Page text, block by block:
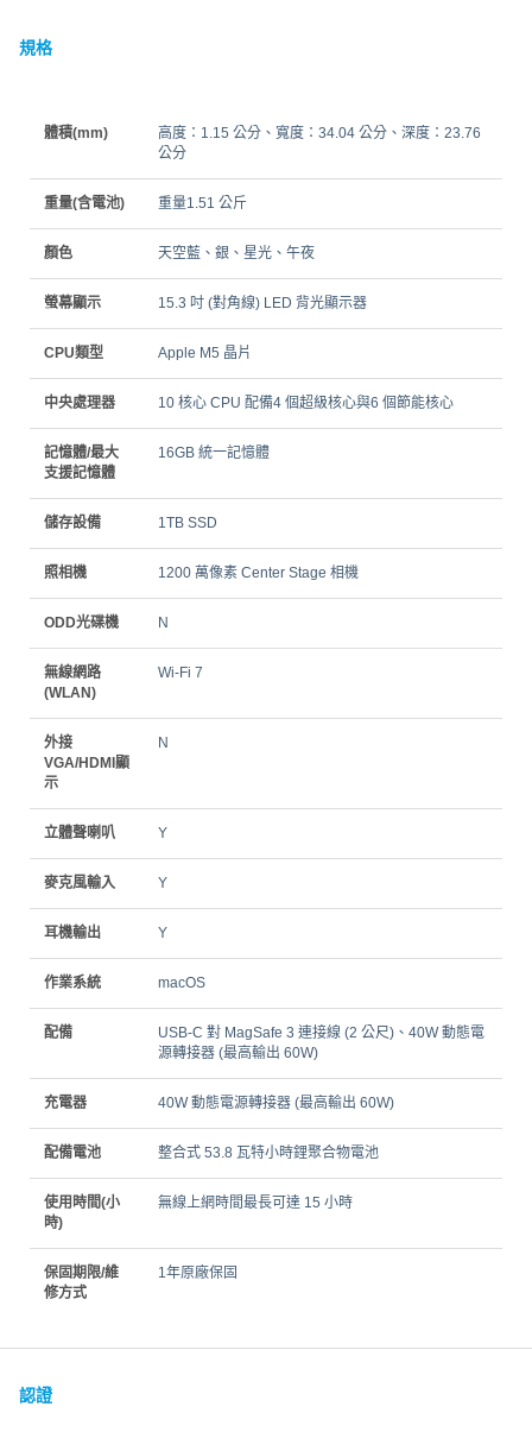
規格
體積(mm)
高度：1.15 公分、寬度：34.04 公分、深度：23.76
公分
重量(含電池) 重量1.51 公斤
顏色 天空藍、銀、星光、午夜
螢幕顯示 15.3 吋 (對角線) LED 背光顯示器
CPU類型 Apple M5 晶片
中央處理器 10 核心 CPU 配備4 個超級核心與6 個節能核心
記憶體/最大
支援記憶體
16GB 統一記憶體
儲存設備 1TB SSD
照相機 1200 萬像素 Center Stage 相機
ODD光碟機 N
無線網路
(WLAN)
Wi-Fi 7
外接
VGA/HDMI顯
示
N
立體聲喇叭 Y
麥克風輸入 Y
耳機輸出 Y
作業系統 macOS
配備
USB-C 對 MagSafe 3 連接線 (2 公尺)、40W 動態電
源轉接器 (最高輸出 60W)
充電器 40W 動態電源轉接器 (最高輸出 60W)
配備電池 整合式 53.8 瓦特小時鋰聚合物電池
使用時間(小
時)
無線上網時間最長可達 15 小時
保固期限/維
修方式
1年原廠保固
認證